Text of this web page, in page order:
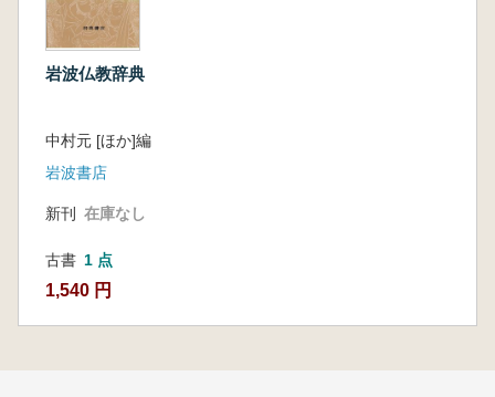
岩波仏教辞典
中村元 [ほか]編
岩波書店
新刊 在庫なし
古書 1 点
1,540 円